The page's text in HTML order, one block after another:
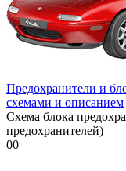
Предохранители и
схемами и описанием
Схема блока
предохранителей)
00